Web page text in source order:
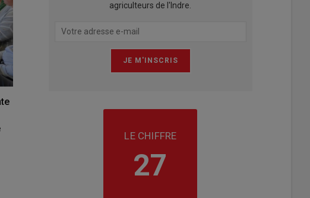
agriculteurs de l'Indre.
LE CHIFFRE
27